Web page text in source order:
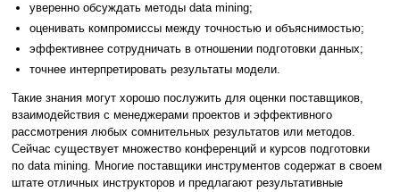
уверенно обсуждать методы data mining;
оценивать компромиссы между точностью и объяснимостью;
эффективнее сотрудничать в отношении подготовки данных;
точнее интерпретировать результаты модели.
Такие знания могут хорошо послужить для оценки поставщиков,
взаимодействия с менеджерами проектов и эффективного
рассмотрения любых сомнительных результатов или методов.
Сейчас существует множество конференций и курсов подготовки
по data mining. Многие поставщики инструментов содержат в своем
штате отличных инструкторов и предлагают результативные